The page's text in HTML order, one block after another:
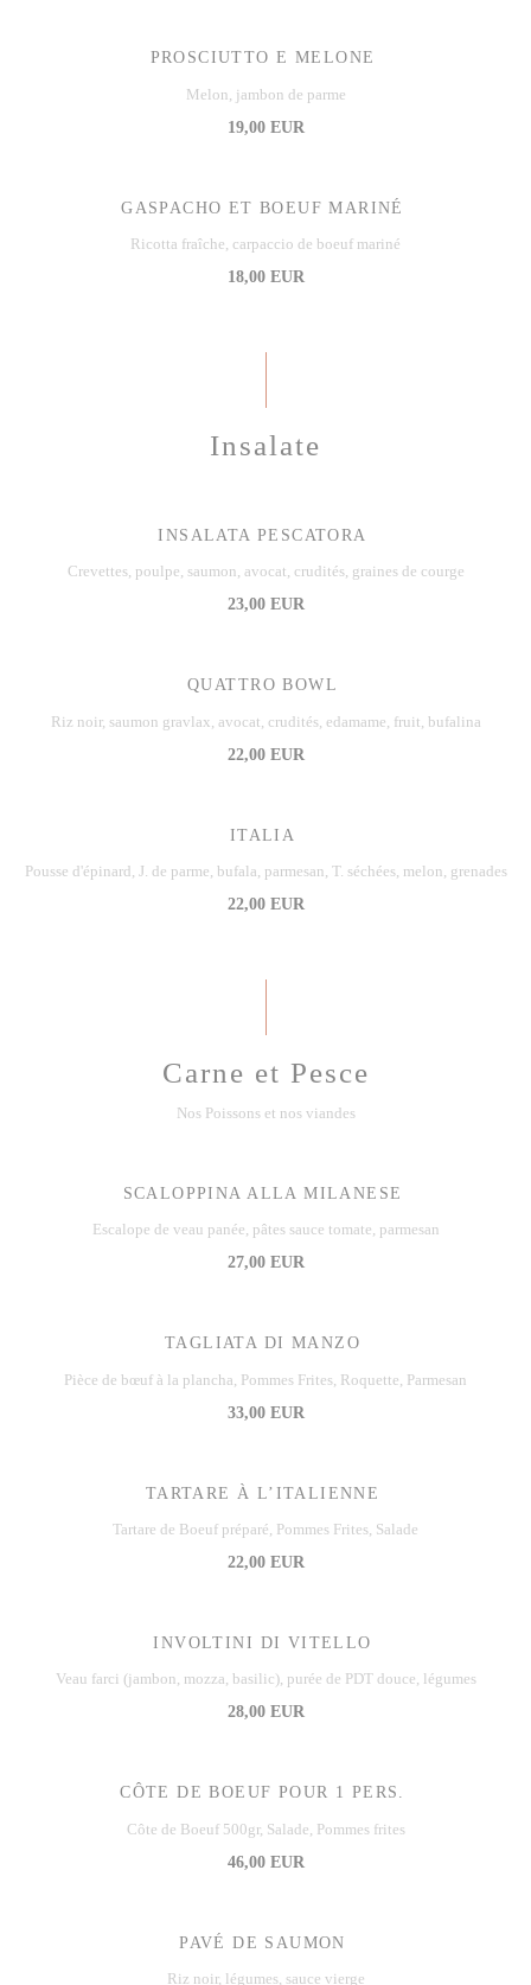
PROSCIUTTO E MELONE
Melon, jambon de parme
19,00 EUR
GASPACHO ET BOEUF MARINÉ
Ricotta fraîche, carpaccio de boeuf mariné
18,00 EUR
Insalate
INSALATA PESCATORA
Crevettes, poulpe, saumon, avocat, crudités, graines de courge
23,00 EUR
QUATTRO BOWL
Riz noir, saumon gravlax, avocat, crudités, edamame, fruit, bufalina
22,00 EUR
ITALIA
Pousse d'épinard, J. de parme, bufala, parmesan, T. séchées, melon, grenades
22,00 EUR
Carne et Pesce
Nos Poissons et nos viandes
SCALOPPINA ALLA MILANESE
Escalope de veau panée, pâtes sauce tomate, parmesan
27,00 EUR
TAGLIATA DI MANZO
Pièce de bœuf à la plancha, Pommes Frites, Roquette, Parmesan
33,00 EUR
TARTARE À L’ITALIENNE
Tartare de Boeuf préparé, Pommes Frites, Salade
22,00 EUR
INVOLTINI DI VITELLO
Veau farci (jambon, mozza, basilic), purée de PDT douce, légumes
28,00 EUR
CÔTE DE BOEUF POUR 1 PERS.
Côte de Boeuf 500gr, Salade, Pommes frites
46,00 EUR
PAVÉ DE SAUMON
Riz noir, légumes, sauce vierge